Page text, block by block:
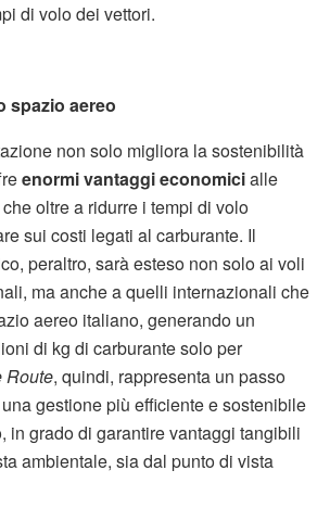
di volo dei vettori.
spazio aereo
non solo migliora la sostenibilità
enormi vantaggi economicialle
oltre a ridurre i tempi di volo
sui costi legati al carburante. Il
peraltro, sarà esteso non solo ai voli
ma anche a quelli internazionali che
aereo italiano, generando un
di kg di carburante solo per
Route, quindi, rappresenta un passo
gestione più efficiente e sostenibile
in grado di garantire vantaggi tangibili
ambientale, sia dal punto di vista